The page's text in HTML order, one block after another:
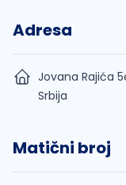
Adresa
Jovana Rajića
Srbija
Matični broj